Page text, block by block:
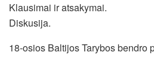
Klausimai ir atsakymai.
Diskusija.
18-osios Baltijos Tarybos bendro